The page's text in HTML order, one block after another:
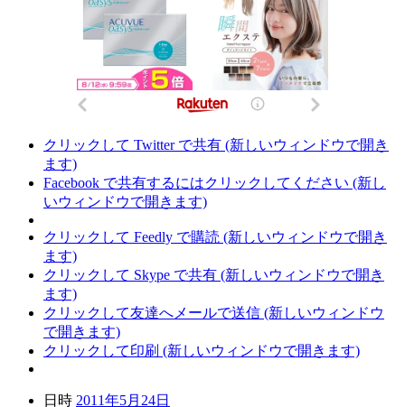
クリックして Twitter で共有 (新しいウィンドウで開き
ます)
Facebook で共有するにはクリックしてください (新し
いウィンドウで開きます)
クリックして Feedly で購読 (新しいウィンドウで開き
ます)
クリックして Skype で共有 (新しいウィンドウで開き
ます)
クリックして友達へメールで送信 (新しいウィンドウ
で開きます)
クリックして印刷 (新しいウィンドウで開きます)
日時 2011年5月24日